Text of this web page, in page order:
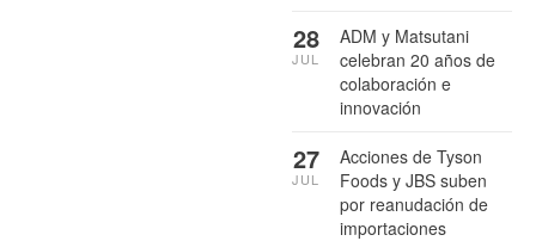
ADM y Matsutani
celebran 20 años de
colaboración e
innovación
28
JUL
Acciones de Tyson
Foods y JBS suben
por reanudación de
importaciones
27
JUL